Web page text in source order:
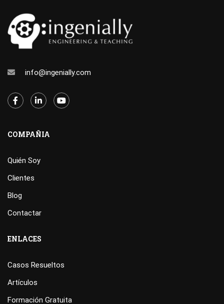
info@ingenially.com
COMPAÑIA
Quién Soy
Clientes
Blog
Contactar
ENLACES
Casos Resueltos
Artículos
Formación Gratuita